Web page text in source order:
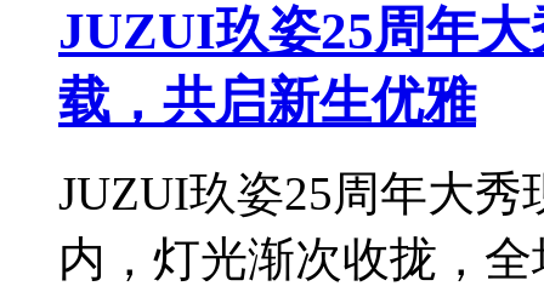
JUZUI玖姿25周年
载，共启新生优雅
JUZUI玖姿25周年大秀
内，灯光渐次收拢，